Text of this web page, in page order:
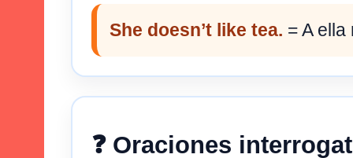
She doesn’t like tea. = A ella
❓ Oraciones